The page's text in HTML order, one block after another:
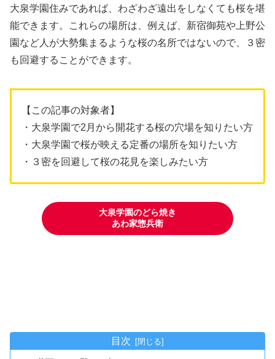
大泉学園住みであれば、わざわざ遠出をしなくても桜を堪
能できます。これらの場所は、例えば、新宿御苑や上野公
園など人が大勢集まるような桜の名所ではないので、３密
も回避することができます。
【この記事の対象者】
・大泉学園で2月から開花する桜の穴場を知りたい方
・大泉学園で桜が映える定番の場所を知りたい方
・３密を回避して桜の花見を楽しみたい方
大泉学園のどら焼き
あわ家惣兵衛
目次